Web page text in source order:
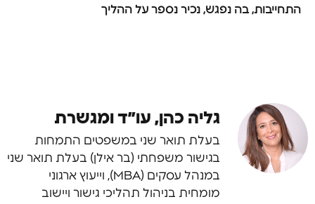
התחייבות, בה נפגש, נכיר נספר על ההליך
גליה כהן, עו״ד ומגשרת
בעלת תואר שני במשפטים התמחות
בגישור משפחתי (בר אילן) בעלת תואר שני
במנהל עסקים (MBA), וייעוץ ארגוני
מומחית בניהול תהליכי גישור ויישוב